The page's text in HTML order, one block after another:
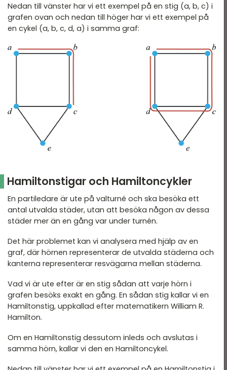
Nedan till vänster har vi ett exempel på en stig (a, b, c) i
grafen ovan och nedan till höger har vi ett exempel på
en cykel (a, b, c, d, a) i samma graf:
Hamiltonstigar och Hamiltoncykler
En partiledare är ute på valturné och ska besöka ett
antal utvalda städer, utan att besöka någon av dessa
städer mer än en gång var under turnén.
Det här problemet kan vi analysera med hjälp av en
graf, där hörnen representerar de utvalda städerna och
kanterna representerar resvägarna mellan städerna.
Vad vi är ute efter är en stig sådan att varje hörn i
grafen besöks exakt en gång. En sådan stig kallar vi en
Hamiltonstig, uppkallad efter matematikern William R.
Hamilton.
Om en Hamiltonstig dessutom inleds och avslutas i
samma hörn, kallar vi den en Hamiltoncykel.